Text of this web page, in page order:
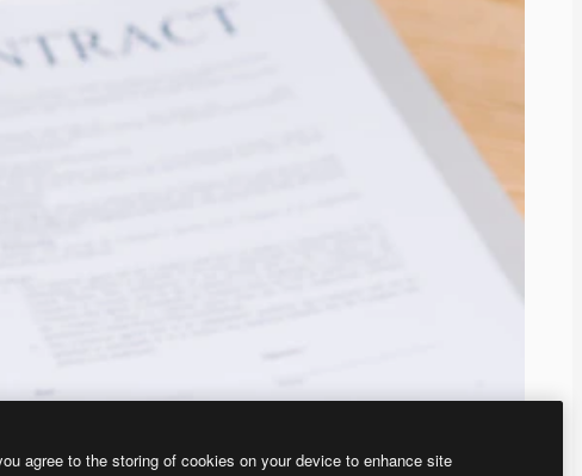
agree to the storing of cookies on your device to enhance site